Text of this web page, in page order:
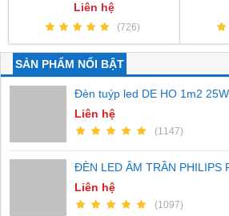
Liên hệ
(726)
SẢN PHẨM NỔI BẬT
Đèn tuýp led DE HO 1m2
Liên hệ
(1147)
ĐÈN LED ÂM TRẦN PHILIPS
Liên hệ
(1097)